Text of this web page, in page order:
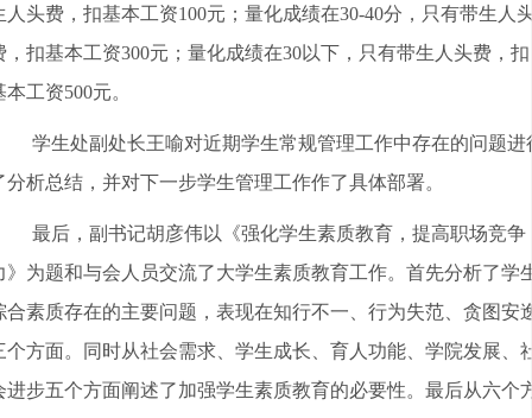
人头费，扣基本工资100元；量化成绩在30-40分，只有带生人
，扣基本工资300元；量化成绩在30以下，只有带生人头费，扣
本工资500元。
学生处副处长王喻对近期学生常规管理工作中存在的问题进
分析总结，并对下一步学生管理工作作了具体部署。
最后，副书记胡彦伟以《强化学生素质教育，提高职场竞争
》为题和与会人员交流了大学生素质教育工作。首先分析了学
合素质存在的主要问题，表现在知行不一、行为失范、贪图安
个方面。同时从社会需求、学生成长、育人功能、学院发展、
进步五个方面阐述了加强学生素质教育的必要性。最后从六个